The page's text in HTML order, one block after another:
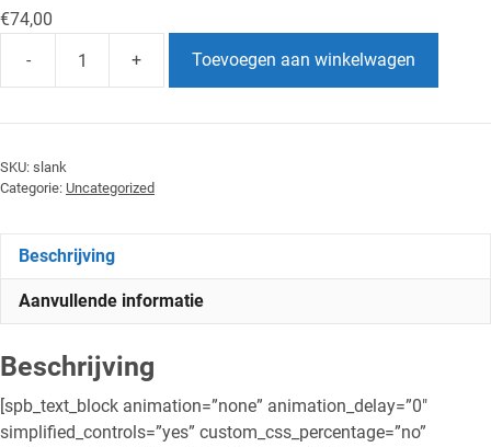
€74,00
-
Slank
+ Toevoegen aan winkelwagen
SKU: slank
Categorie: Uncategorized
Beschrijving
Aanvullende informatie
Beschrijving
[spb_text_block animation=”none” animation_delay=”0″
simplified_controls=”yes” custom_css_percentage=”no”